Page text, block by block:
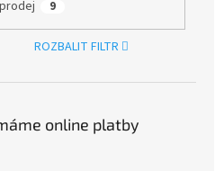
9
ROZBALIT FILTR
online platby